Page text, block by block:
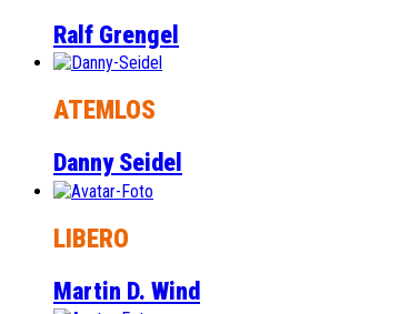
Ralf Grengel
ATEMLOS
Danny Seidel
LIBERO
Martin D. Wind